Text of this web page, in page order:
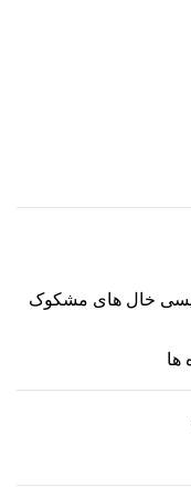
خال‌ های مشکوک
ها